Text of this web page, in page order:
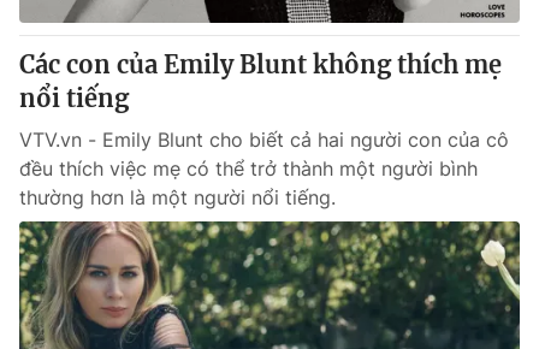
® Cấm sao chép dưới mọi hình thức nếu không có sự chấp
thuận bằng văn bản. Ghi rõ nguồn VTV.vn khi phát hành lại
thông tin từ website này.
Các con của Emily Blunt không thích mẹ
nổi tiếng
VTV.vn - Emily Blunt cho biết cả hai người con của cô
đều thích việc mẹ có thể trở thành một người bình
thường hơn là một người nổi tiếng.